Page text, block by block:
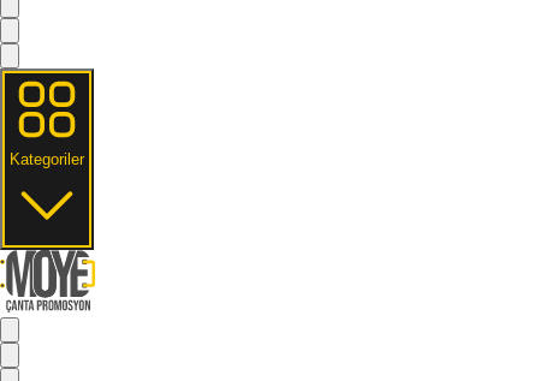
Kategoriler